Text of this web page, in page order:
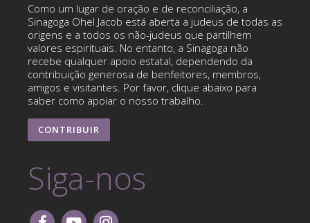
Como um lugar de oração e de reconciliação, a
Sinagoga Ohel Jacob está aberta a judeus de todas as
origens e a todos os não-judeus que partilhem
valores espirituais. No entanto, a Sinagoga não
recebe qualquer apoio estatal, dependendo da
contribuição generosa de benfeitores, membros,
amigos e visitantes. Por favor, clique abaixo para
saber como apoiar o nosso trabalho.
CONTRIBUIR
Siga-nos